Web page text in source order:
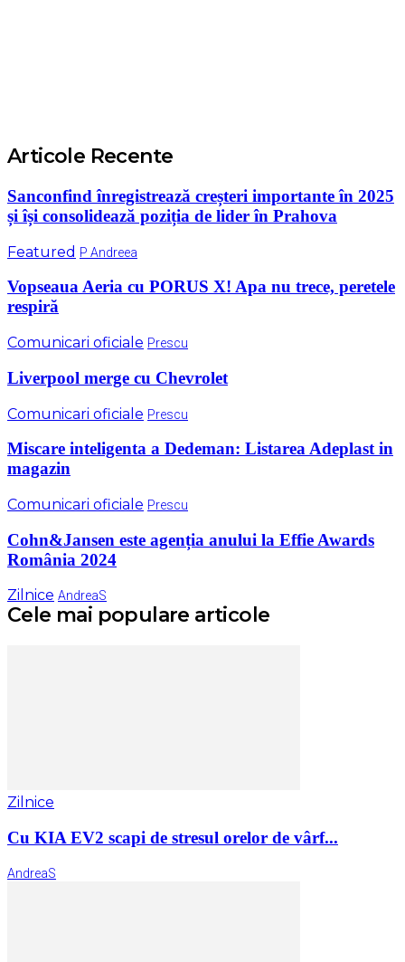
Articole Recente
Sanconfind înregistrează creșteri importante în 2025
și își consolidează poziția de lider în Prahova
Featured P Andreea
Vopseaua Aeria cu PORUS X! Apa nu trece, peretele
respiră
Comunicari oficiale Prescu
Liverpool merge cu Chevrolet
Comunicari oficiale Prescu
Miscare inteligenta a Dedeman: Listarea Adeplast in
magazin
Comunicari oficiale Prescu
Cohn&Jansen este agenția anului la Effie Awards
România 2024
Zilnice AndreaS
Cele mai populare articole
Zilnice
Cu KIA EV2 scapi de stresul orelor de vârf...
AndreaS